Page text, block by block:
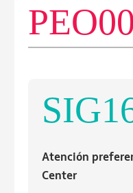
Atención
Center